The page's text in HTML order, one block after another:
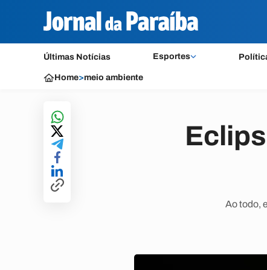
Últimas Notícias Esportes
Home>meio ambiente
Ao todo,